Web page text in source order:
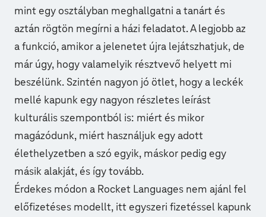
mint egy osztályban meghallgatni a tanárt és
aztán rögtön megírni a házi feladatot. A legjobb az
a funkció, amikor a jelenetet újra lejátszhatjuk, de
már úgy, hogy valamelyik résztvevő helyett mi
beszélünk. Szintén nagyon jó ötlet, hogy a leckék
mellé kapunk egy nagyon részletes leírást
kulturális szempontból is: miért és mikor
magázódunk, miért használjuk egy adott
élethelyzetben a szó egyik, máskor pedig egy
másik alakját, és így tovább.
Érdekes módon a Rocket Languages nem ajánl fel
előfizetéses modellt, itt egyszeri fizetéssel kapunk